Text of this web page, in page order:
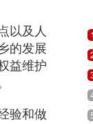
以及人
的发展
益维护
验和做